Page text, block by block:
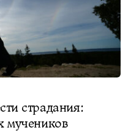
страдания:
мучеников